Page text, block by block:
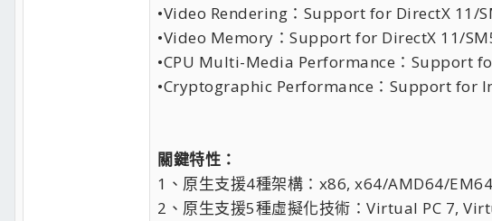
•Video Rendering：Support for DirectX 11/
•Video Memory：Support for DirectX 11/
•CPU Multi-Media Performance：Support
•Cryptographic Performance：Support for
關鍵特性：
1、原生支援4種架構：x86, x64/AMD64/
2、原生支援5種虛擬化技術：Virtual PC 7,